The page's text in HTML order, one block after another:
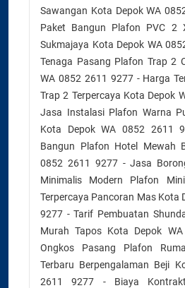
Sawangan Kota Depok WA
Paket Bangun Plafon PVC 2
Sukmajaya Kota Depok WA
Tenaga Pasang Plafon Trap 2
WA 0852 2611 9277 - Harga
Trap 2 Terpercaya Kota Depok
Jasa Instalasi Plafon Warna
Kota Depok WA 0852 2611
Bangun Plafon Hotel Mewah
0852 2611 9277 - Jasa
Minimalis Modern Plafon
Terpercaya Pancoran Mas Kota
9277 - Tarif Pembuatan
Murah Tapos Kota Depok
Ongkos Pasang Plafon
Terbaru Berpengalaman Beji
2611 9277 - Biaya